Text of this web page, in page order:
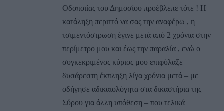
Οδοποιίας του Δημοσίου προέβλεπε τότε ! Η
κατάληξη περιττό να σας την αναφέρω , η
τσιμεντόστρωση έγινε μετά από 2 χρόνια στην
περίμετρο μου και έως την παραλία , ενώ ο
συγκεκριμένος κύριος μου επιφύλαξε
δυσάρεστη έκπληξη λίγα χρόνια μετά – με
οδήγησε αδικαιολόγητα στα δικαστήρια της
Σύρου για άλλη υπόθεση – που τελικά